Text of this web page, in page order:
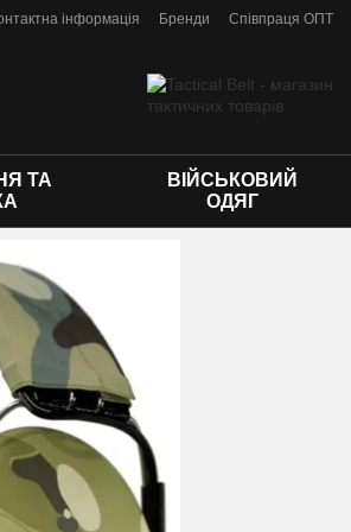
інформація Бренди Співпраця ОПТ
ТА
ВІЙСЬКОВИЙ
ОДЯГ